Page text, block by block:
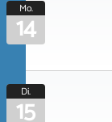
Mo.
14
Di.
15